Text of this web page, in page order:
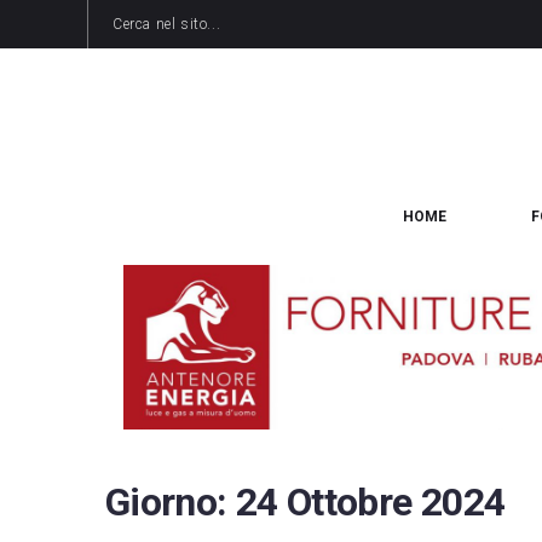
HOME
Giorno: 24 Ottobre 2024